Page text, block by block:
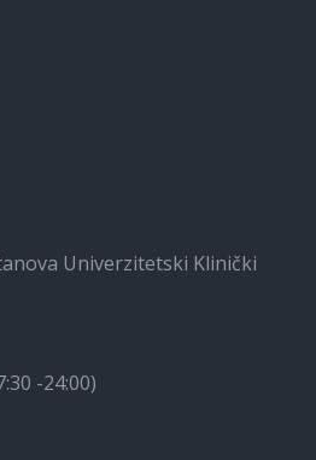
Univerzitetski Klinički
-24:00)